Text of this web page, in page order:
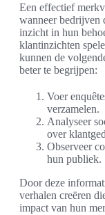
Een effectief
wanneer bedrijven
inzicht in hun
klantinzichten
kunnen de
beter te begrijpen:
Voer
verzamelen.
Analyseer
over
Observeer
hun publiek.
Door deze
verhalen creëren
impact van hun